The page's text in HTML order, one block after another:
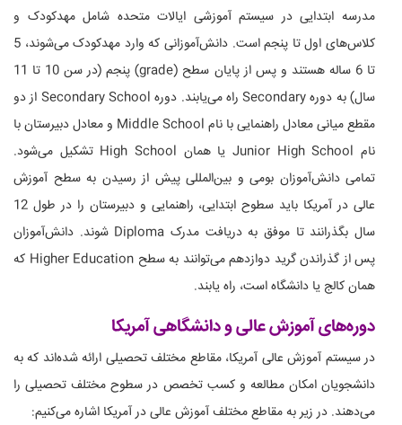
مدرسه ابتدایی در سیستم آموزشی ایالات متحده شامل مهدکودک و
کلاس‌های اول تا پنجم است. دانش‌آموزانی که وارد مهدکودک می‌شوند، 5
تا 6 ساله هستند و پس از پایان سطح (grade) پنجم (در سن 10 تا 11
سال) به دوره Secondary راه می‌یابند. دوره Secondary School از دو
مقطع میانی معادل راهنمایی با نام Middle School و معادل دبیرستان با
نام Junior High School یا همان High School تشکیل می‌شود.
تمامی دانش‌آموزان بومی و بین‌المللی پیش از رسیدن به سطح آموزش
عالی در آمریکا باید سطوح ابتدایی، راهنمایی و دبیرستان را در طول 12
سال بگذرانند تا موفق به دریافت مدرک Diploma ‌شوند. دانش‌آموزان
پس از گذراندن گرید دوازدهم می‌توانند به سطح Higher Education که
همان کالج یا دانشگاه است، راه یابند.
دوره‌های آموزش عالی و دانشگاهی آمریکا
در سیستم آموزش عالی آمریکا، مقاطع مختلف تحصیلی ارائه شده‌اند که به
دانشجویان امکان مطالعه و کسب تخصص در سطوح مختلف تحصیلی را
می‌دهند. در زیر به مقاطع مختلف آموزش عالی در آمریکا اشاره می‌کنیم: